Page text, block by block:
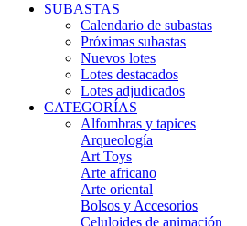
SUBASTAS
Calendario de subastas
Próximas subastas
Nuevos lotes
Lotes destacados
Lotes adjudicados
CATEGORÍAS
Alfombras y tapices
Arqueología
Art Toys
Arte africano
Arte oriental
Bolsos y Accesorios
Celuloides de animación